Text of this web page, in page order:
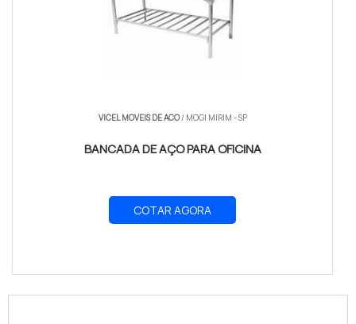
VICEL MOVEIS DE ACO/ MOGI MIRIM - SP
BANCADA DE AÇO PARA OFICINA
COTAR AGORA